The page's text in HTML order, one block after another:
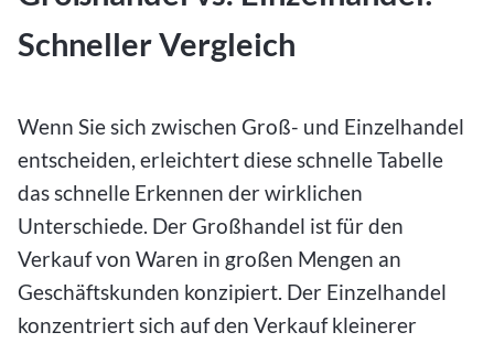
Schneller Vergleich
Wenn Sie sich zwischen Groß- und Einzelhandel
entscheiden, erleichtert diese schnelle Tabelle
das schnelle Erkennen der wirklichen
Unterschiede. Der Großhandel ist für den
Verkauf von Waren in großen Mengen an
Geschäftskunden konzipiert. Der Einzelhandel
konzentriert sich auf den Verkauf kleinerer